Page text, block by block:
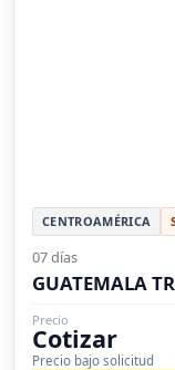
CENTROAMÉRICA
07 días
GUATEMALA
Precio
Cotizar
Precio bajo solicitud